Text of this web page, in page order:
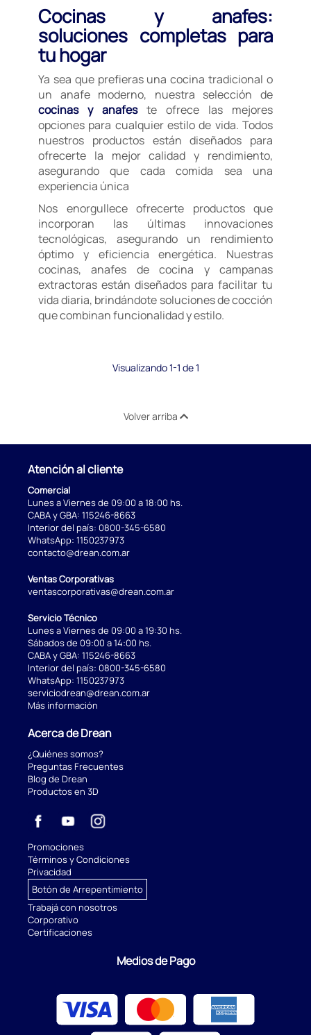
Cocinas y anafes:
soluciones completas para
tu hogar
Ya sea que prefieras una cocina tradicional o
un anafe moderno, nuestra selección de
cocinas y anafeste ofrece las mejores
opciones para cualquier estilo de vida. Todos
nuestros productos están diseñados para
ofrecerte la mejor calidad y rendimiento,
asegurando que cada comida sea una
experiencia única
Nos enorgullece ofrecerte productos que
incorporan las últimas innovaciones
tecnológicas, asegurando un rendimiento
óptimo y eficiencia energética. Nuestras
cocinas, anafes de cocina y campanas
extractoras están diseñados para facilitar tu
vida diaria, brindándote soluciones de cocción
que combinan funcionalidad y estilo.
Visualizando 1-1 de 1
Volver arriba
Atención al cliente
Comercial
Lunes a Viernes de 09:00 a 18:00 hs.
CABA y GBA: 115246-8663
Interior del país: 0800-345-6580
WhatsApp: 1150237973
contacto@drean.com.ar
Ventas Corporativas
ventascorporativas@drean.com.ar
Servicio Técnico
Lunes a Viernes de 09:00 a 19:30 hs.
Sábados de 09:00 a 14:00 hs.
CABA y GBA: 115246-8663
Interior del país: 0800-345-6580
WhatsApp: 1150237973
serviciodrean@drean.com.ar
Más información
Acerca de Drean
¿Quiénes somos?
Preguntas Frecuentes
Blog de Drean
Productos en 3D
Promociones
Términos y Condiciones
Privacidad
Botón de Arrepentimiento
Trabajá con nosotros
Corporativo
Certificaciones
Medios de Pago